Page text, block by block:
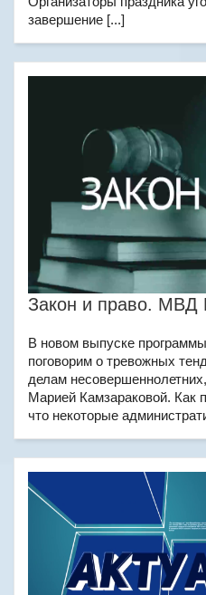
завершение [...]
Закон и право. МВД
В новом выпуске
поговорим о тревожных
делам
Марией Камзараковой. Как
что некоторые